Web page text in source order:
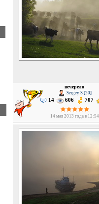
вечерело
Sergey S [20]
14 606 707
14 мая 2013 года в 12:54